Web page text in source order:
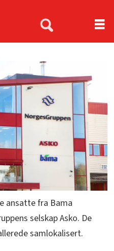
ansatte fra Bama
selskap Asko. De
samlokalisert.